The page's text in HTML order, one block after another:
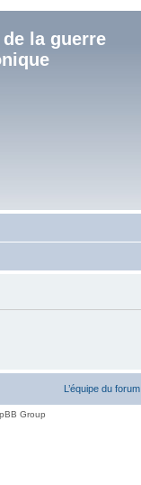
la guerre
L’équipe du forum
Group